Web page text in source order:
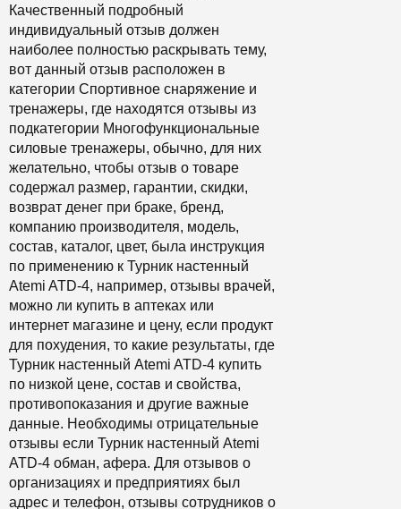
Качественный подробный
индивидуальный отзыв должен
наиболее полностью раскрывать тему,
вот данный отзыв расположен в
категории Спортивное снаряжение и
тренажеры, где находятся отзывы из
подкатегории Многофункциональные
силовые тренажеры, обычно, для них
желательно, чтобы отзыв о товаре
содержал размер, гарантии, скидки,
возврат денег при браке, бренд,
компанию производителя, модель,
состав, каталог, цвет, была инструкция
по применению к Турник настенный
Atemi ATD-4, например, отзывы врачей,
можно ли купить в аптеках или
интернет магазине и цену, если продукт
для похудения, то какие результаты, где
Турник настенный Atemi ATD-4 купить
по низкой цене, состав и свойства,
противопоказания и другие важные
данные. Необходимы отрицательные
отзывы если Турник настенный Atemi
ATD-4 обман, афера. Для отзывов о
организациях и предприятиях был
адрес и телефон, отзывы сотрудников о